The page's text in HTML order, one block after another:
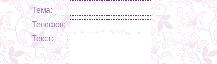
Тема:
Телефон:
Текст: